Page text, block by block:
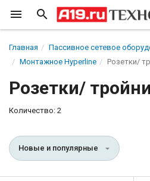
Главная
Пассивное сетевое
Монтажное Hyperline
Розетки/
Розетки/
Количество: 2
Новые и популярные